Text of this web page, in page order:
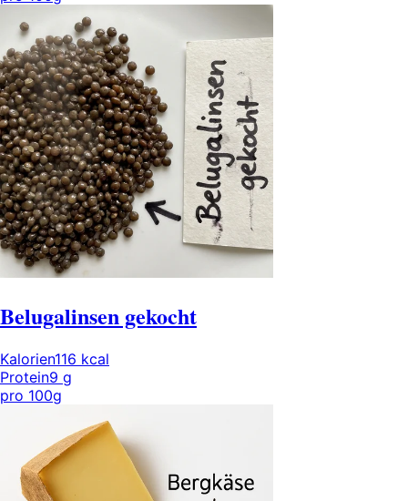
Belugalinsen gekocht
Kalorien116 kcal
Protein9 g
pro 100g